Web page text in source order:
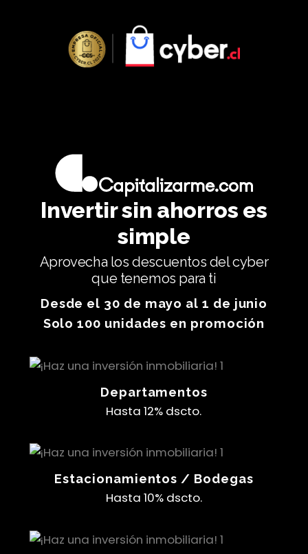
Invertir sin ahorros es
simple
Aprovecha los descuentos del cyber
que tenemos para ti
Desde el 30 de mayo al 1 de junio
Solo 100 unidades en promoción
Departamentos
Hasta 12% dscto.
Estacionamientos / Bodegas
Hasta 10% dscto.